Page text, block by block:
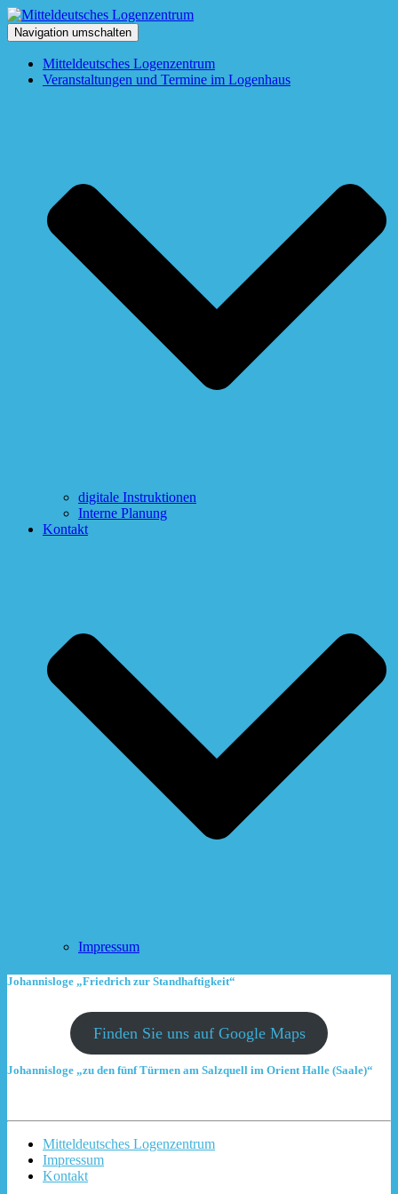
Navigation umschalten
Mitteldeutsches Logenzentrum
Veranstaltungen und Termine im Logenhaus
digitale Instruktionen
Interne Planung
Kontakt
Impressum
Johannisloge „Friedrich zur Standhaftigkeit“
Finden Sie uns auf Google Maps
Johannisloge „zu den fünf Türmen am Salzquell im Orient Halle (Saale)“
Mitteldeutsches Logenzentrum
Impressum
Kontakt